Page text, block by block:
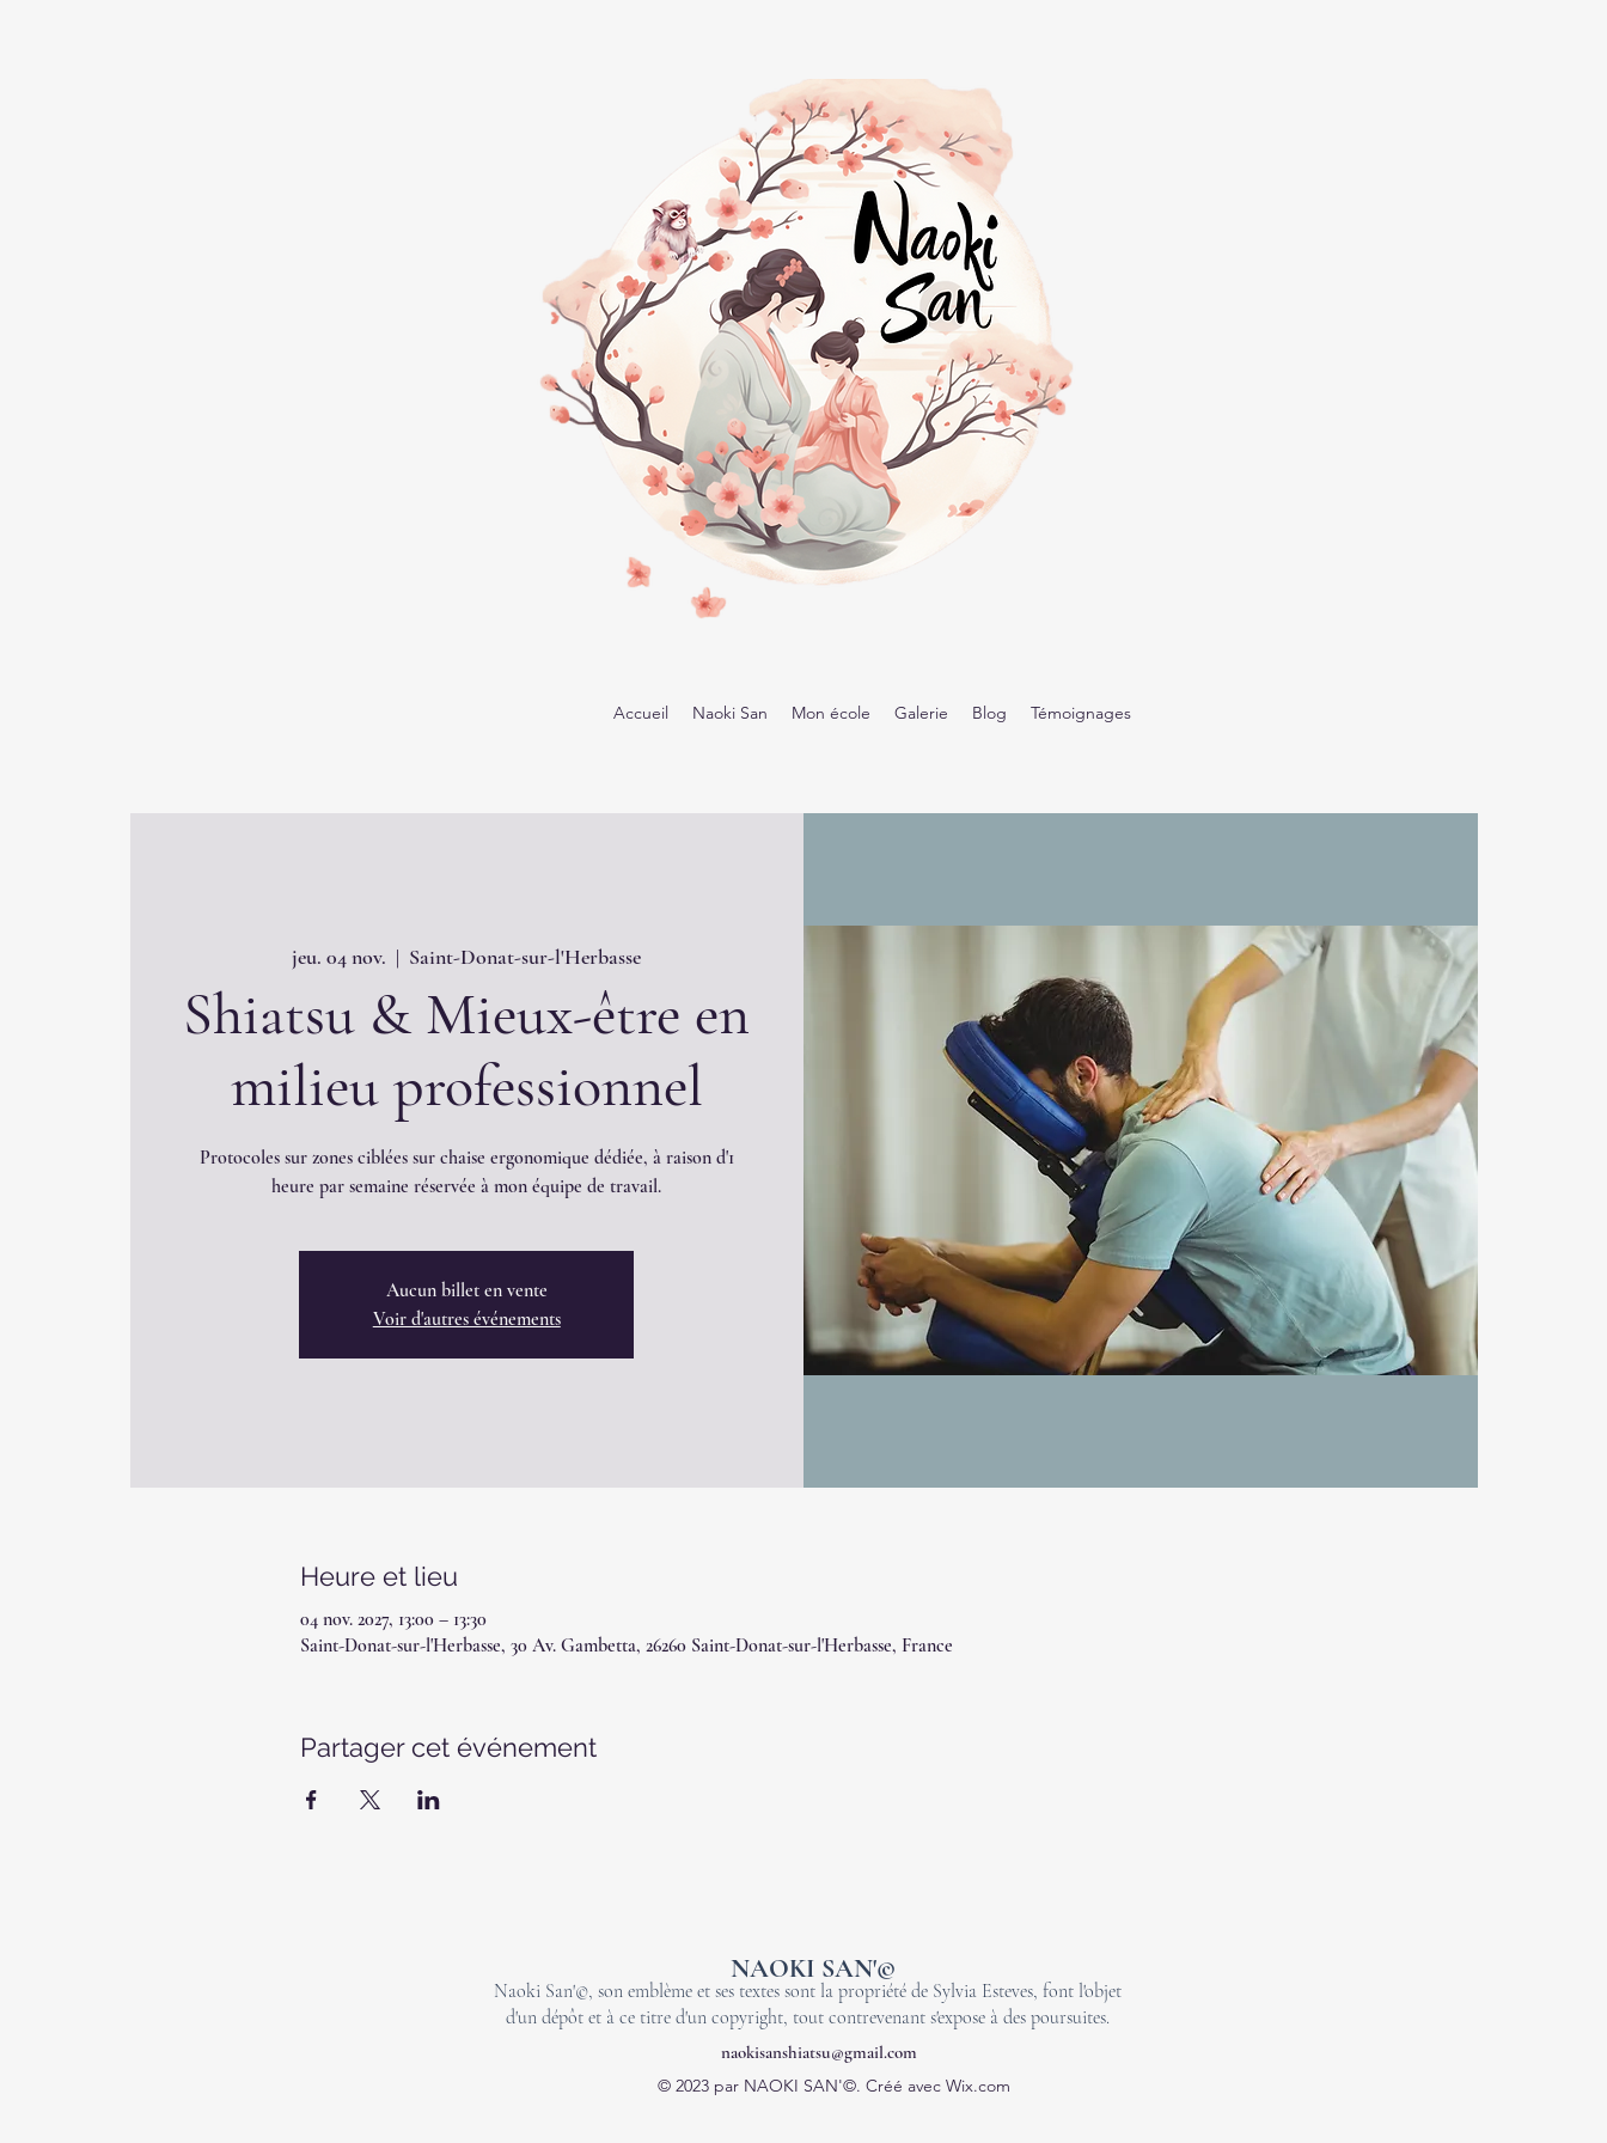
Accueil Naoki San Mon école Galerie Blog Témoignages
jeu. 04 nov.
  |
Saint-Donat-sur-l'Herbasse
Shiatsu & Mieux-être en
milieu professionnel
Protocoles sur zones ciblées sur chaise ergonomique dédiée, à raison d'1
heure par semaine réservée à mon équipe de travail.
Aucun billet en vente
Voir d'autres événements
Heure et lieu
04 nov. 2027, 13:00 – 13:30
Saint-Donat-sur-l'Herbasse, 30 Av. Gambetta, 26260 Saint-Donat-sur-l'Herbasse, France
Partager cet événement
NAOKI SAN'©
Naoki San'©, son emblème et ses textes sont la propriété de Sylvia Esteves, font l'objet
d'un dépôt et à ce titre d'un copyright, tout contrevenant s'expose à des poursuites.
naokisanshiatsu@gmail.com
© 2023 par NAOKI SAN'©. Créé avec Wix.com